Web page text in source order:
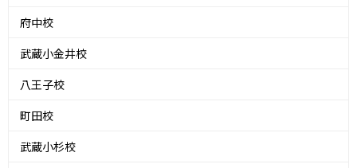
府中校
武蔵小金井校
八王子校
町田校
武蔵小杉校